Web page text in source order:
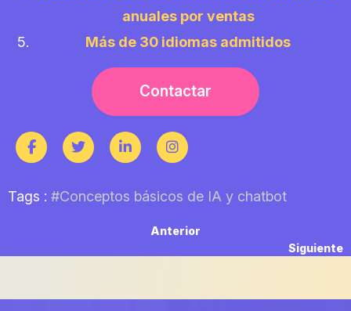
anuales por ventas
Más de 30 idiomas admitidos
Contactar
Tags : #Conceptos básicos de IA y chatbot
de
Anterior
Siguiente